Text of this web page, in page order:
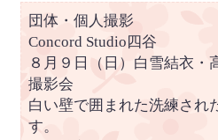
団体・個人撮影
Concord Studio四谷
８月９日（日）白雪結衣・
撮影会
白い壁で囲まれた洗練され
す。